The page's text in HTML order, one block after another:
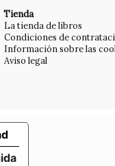
Tienda
La tienda de libros
Condiciones de
Información sobre las
Aviso legal